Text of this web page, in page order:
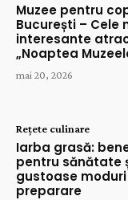
Muzee pentru
București – Cele
interesante
„Noaptea
mai 20, 2026
Rețete culinare
Iarba grasă:
pentru sănătate
gustoase
preparare